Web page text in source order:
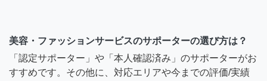
美容・ファッションサービスのサポーターの選び方は？
「認定サポーター」や「本人確認済み」のサポーターがお
すすめです。その他に、対応エリアや今までの評価/実績